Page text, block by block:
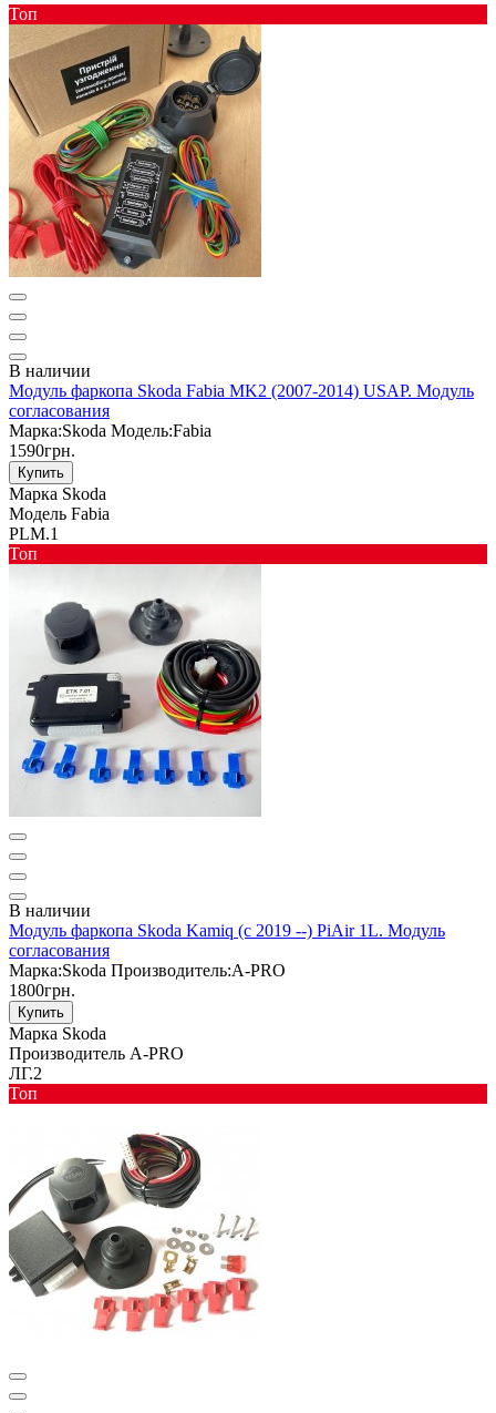
Toп
В наличии
Модуль фаркопа Skoda Fabia MK2 (2007-2014) USAP. Модуль
согласования
Марка:Skoda Модель:Fabia
1590грн.
Купить
Марка Skoda
Модель Fabia
PLM.1
Toп
В наличии
Модуль фаркопа Skoda Kamiq (с 2019 --) PiAir 1L. Модуль
согласования
Марка:Skoda Производитель:A-PRO
1800грн.
Купить
Марка Skoda
Производитель A-PRO
ЛГ.2
Toп